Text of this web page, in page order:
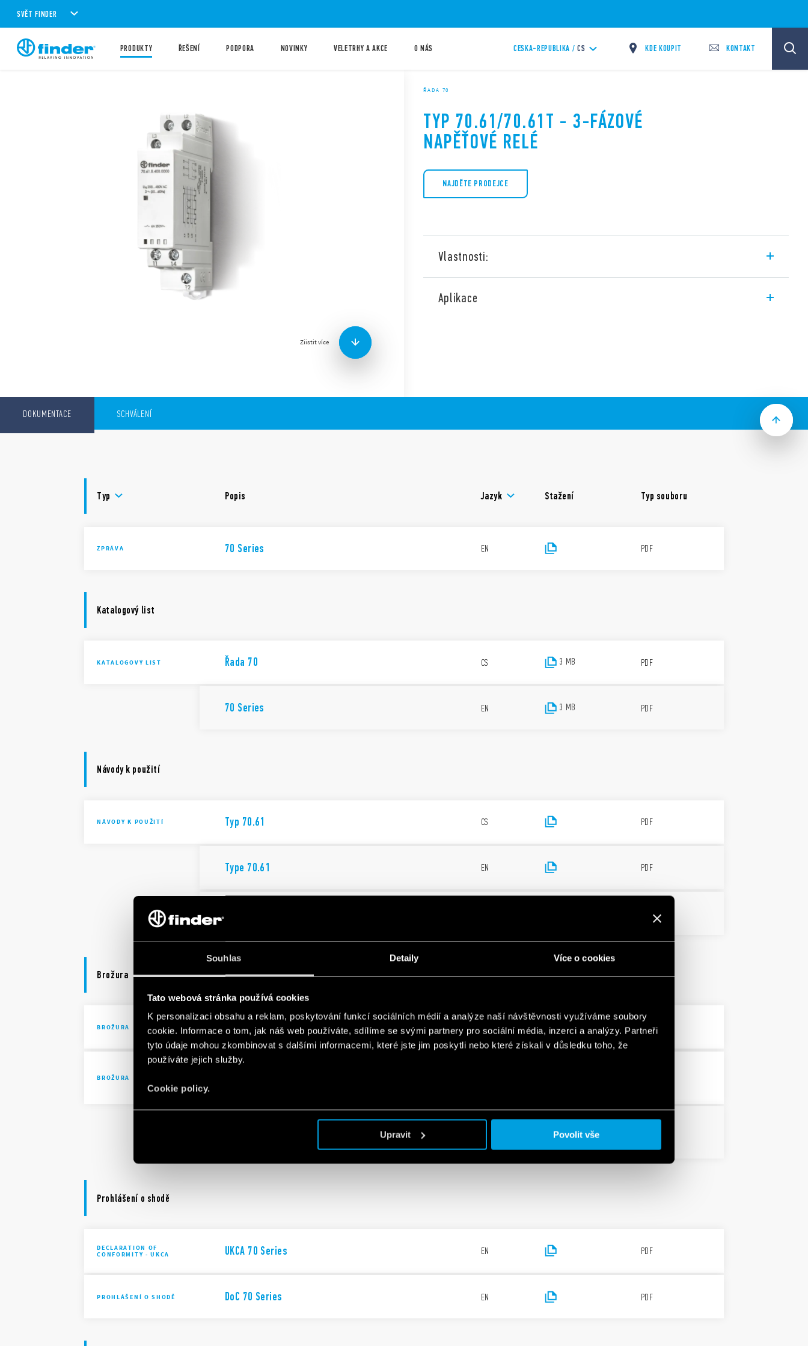
Souhlas Detaily Více o cookies
Tato webová stránka používá cookies
K personalizaci obsahu a reklam, poskytování funkcí sociálních médií a analýze naší návštěvnosti využíváme soubory
cookie. Informace o tom, jak náš web používáte, sdílíme se svými partnery pro sociální média, inzerci a analýzy. Partneři
tyto údaje mohou zkombinovat s dalšími informacemi, které jste jim poskytli nebo které získali v důsledku toho, že
používáte jejich služby.
Cookie policy.
Upravit Povolit vše
SVĚT FINDER
PRODUKTY ŘEŠENÍ PODPORA NOVINKY VELETRHY A AKCE O NÁS CESKA-REPUBLIKA / CS KDE KOUPIT KONTAKT
Ziistit více
ŘADA 70
TYP 70.61/70.61T - 3-FÁZOVÉ
NAPĚŤOVÉ RELÉ
NAJDĚTE PRODEJCE
Vlastnosti:
sledu fází a výpadku fáze. Kontakt 1P/6A. Montáž na DIN lištu, šíře
17,5 mm.
Aplikace
DOKUMENTACE SCHVÁLENÍ
Typ Popis Jazyk Stažení Typ souboru
ZPRÁVA 70 Series EN PDF
Katalogový list
KATALOGOVÝ LIST Řada 70 CS 3 MB PDF
70 Series EN 3 MB PDF
Návody k použití
NÁVODY K POUŽITÍ Typ 70.61 CS PDF
Type 70.61 EN PDF
PDF
Brožura
BROŽURA Brochure Industrial applications EN PDF
BROŽURA
Prohlášení o shodě
DECLARATION OF
CONFORMITY - UKCA
UKCA 70 Series EN PDF
PROHLÁŠENÍ O SHODĚ DoC 70 Series EN PDF